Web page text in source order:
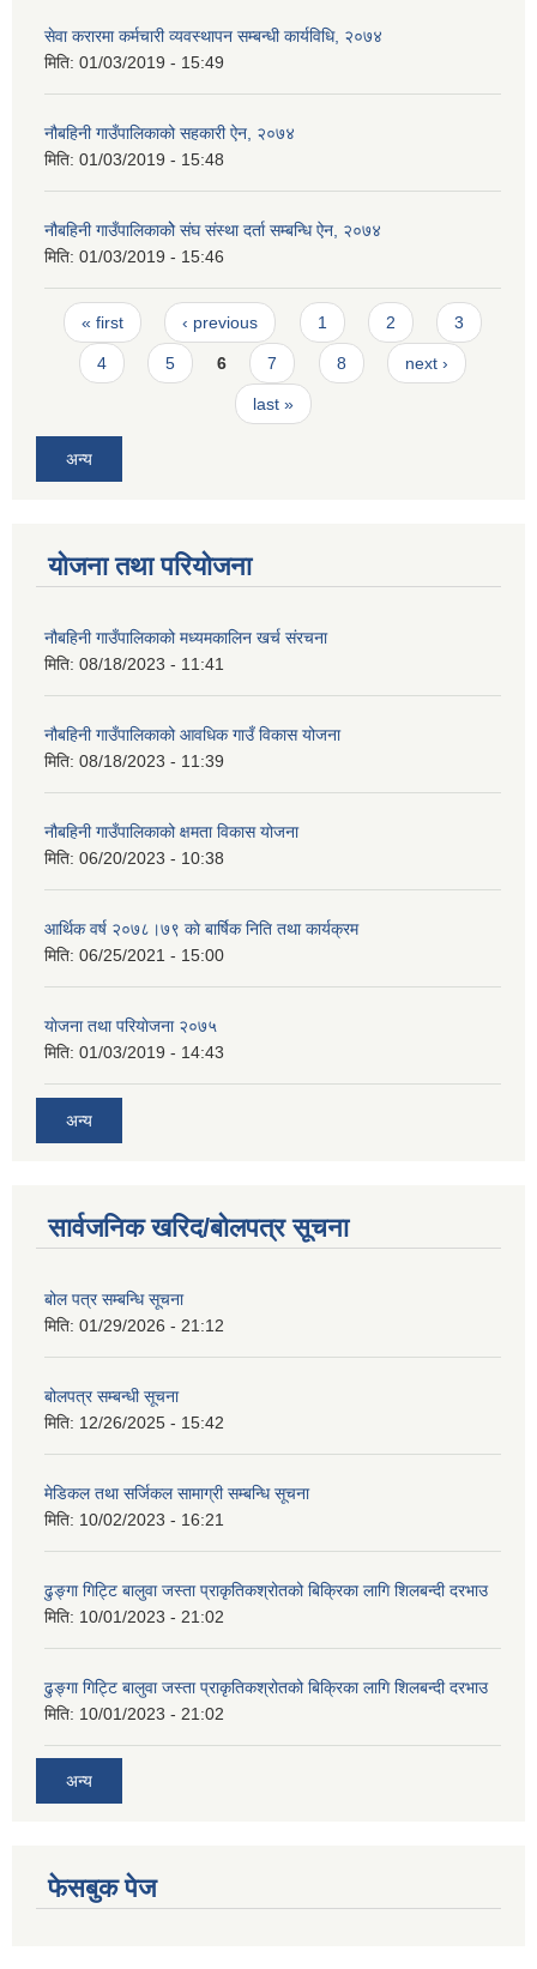
सेवा करारमा कर्मचारी व्यवस्थापन सम्बन्धी कार्यविधि, २०७४
मिति: 01/03/2019 - 15:49
नौबहिनी गाउँपालिकाको सहकारी ऐन, २०७४
मिति: 01/03/2019 - 15:48
नौबहिनी गाउँपालिकाकोे संघ संस्था दर्ता सम्बन्धि ऐन, २०७४
मिति: 01/03/2019 - 15:46
Pages
« first ‹ previous 1 2 3
4 5 6 7 8 next ›
last »
अन्य
योजना तथा परियोजना
नौबहिनी गाउँपालिकाको मध्यमकालिन खर्च संरचना
मिति: 08/18/2023 - 11:41
नौबहिनी गाउँपालिकाको आवधिक गाउँ विकास योजना
मिति: 08/18/2023 - 11:39
नौबहिनी गाउँपालिकाको क्षमता विकास योजना
मिति: 06/20/2023 - 10:38
आर्थिक वर्ष २०७८।७९ काे बार्षिक निति तथा कार्यक्रम
मिति: 06/25/2021 - 15:00
याेजना तथा परियाेजना २०७५
मिति: 01/03/2019 - 14:43
अन्य
सार्वजनिक खरिद/बोलपत्र सूचना
बोल पत्र सम्बन्धि सूचना
मिति: 01/29/2026 - 21:12
बोलपत्र सम्बन्धी सूचना
मिति: 12/26/2025 - 15:42
मेडिकल तथा सर्जिकल सामाग्री सम्बन्धि सूचना
मिति: 10/02/2023 - 16:21
ढुङ्गा गिट्टि बालुवा जस्ता प्राकृतिकश्रोतको बिक्रिका लागि शिलबन्दी दरभाउ
मिति: 10/01/2023 - 21:02
ढुङ्गा गिट्टि बालुवा जस्ता प्राकृतिकश्रोतको बिक्रिका लागि शिलबन्दी दरभाउ
मिति: 10/01/2023 - 21:02
अन्य
फेसबुक पेज